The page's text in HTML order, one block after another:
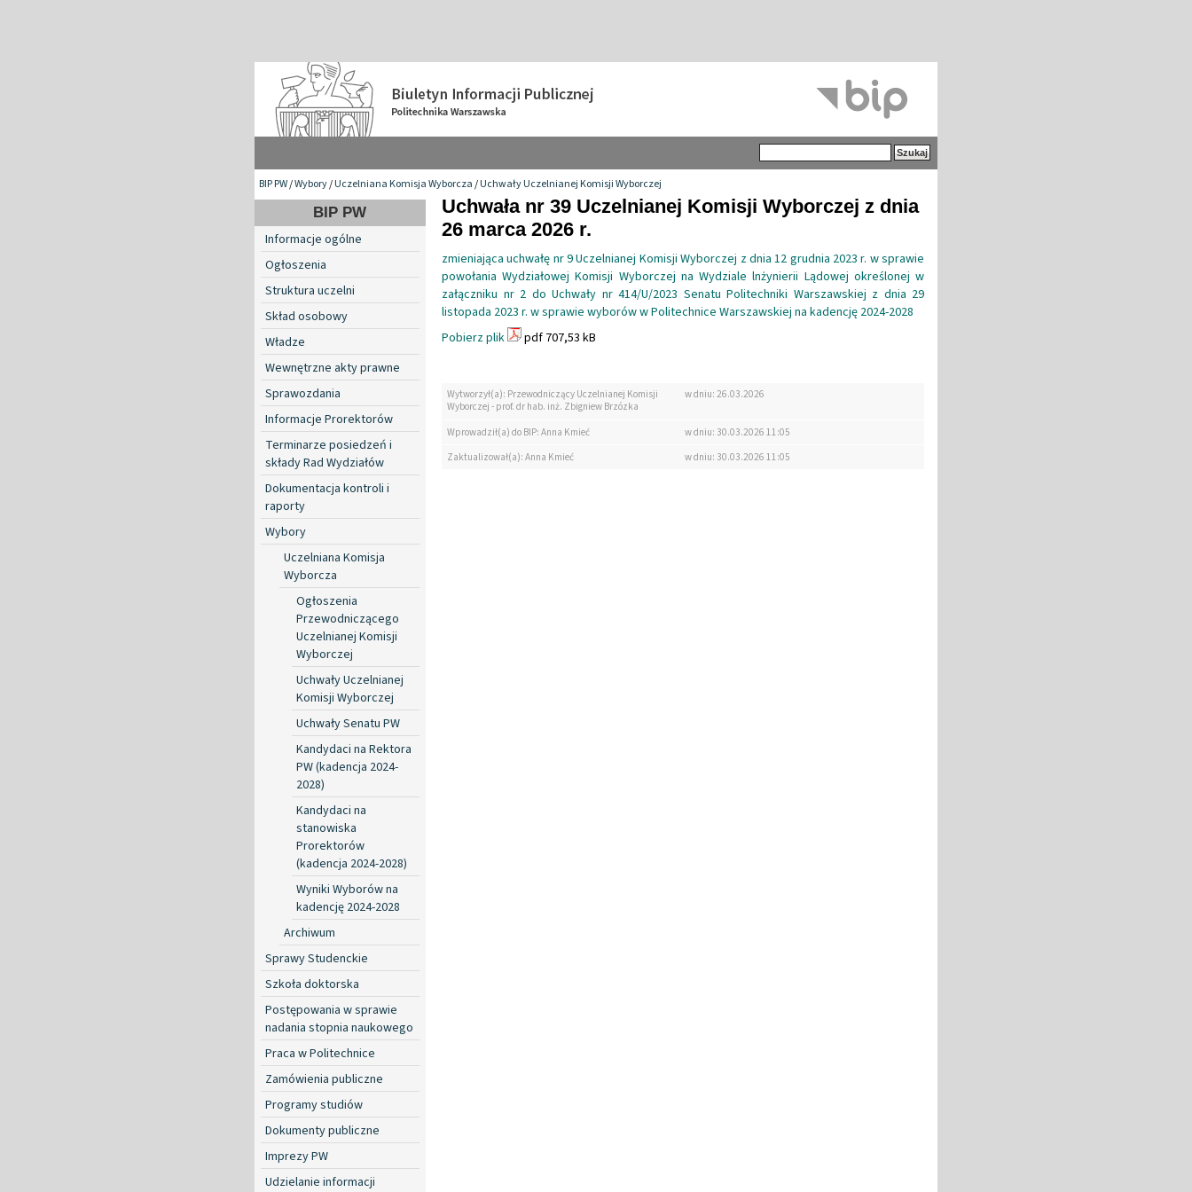
BIP PW/Wybory/Uczelniana Komisja Wyborcza/Uchwały Uczelnianej Komisji Wyborczej
BIP PW
Informacje ogólne
Ogłoszenia
Struktura uczelni
Skład osobowy
Władze
Wewnętrzne akty prawne
Sprawozdania
Informacje Prorektorów
Terminarze posiedzeń i
składy Rad Wydziałów
Dokumentacja kontroli i
raporty
Wybory
Uczelniana Komisja
Wyborcza
Ogłoszenia
Przewodniczącego
Uczelnianej Komisji
Wyborczej
Uchwały Uczelnianej
Komisji Wyborczej
Uchwały Senatu PW
Kandydaci na Rektora
PW (kadencja 2024-
2028)
Kandydaci na
stanowiska
Prorektorów
(kadencja 2024-2028)
Wyniki Wyborów na
kadencję 2024-2028
Archiwum
Sprawy Studenckie
Szkoła doktorska
Postępowania w sprawie
nadania stopnia naukowego
Praca w Politechnice
Zamówienia publiczne
Programy studiów
Dokumenty publiczne
Imprezy PW
Udzielanie informacji
Uchwała nr 39 Uczelnianej Komisji Wyborczej z dnia
26 marca 2026 r.
zmieniająca uchwałę nr 9 Uczelnianej Komisji Wyborczej z dnia 12 grudnia 2023 r. w sprawie
powołania Wydziałowej Komisji Wyborczej na Wydziale lnżynierii Lądowej określonej w
załączniku nr 2 do Uchwały nr 414/U/2023 Senatu Politechniki Warszawskiej z dnia 29
listopada 2023 r. w sprawie wyborów w Politechnice Warszawskiej na kadencję 2024-2028
Pobierz plik
pdf 707,53 kB
Wytworzył(a): Przewodniczący Uczelnianej Komisji
Wyborczej - prof. dr hab. inż. Zbigniew Brzózka
w dniu: 26.03.2026
Wprowadził(a) do BIP: Anna Kmieć
w dniu: 30.03.2026 11:05
Zaktualizował(a): Anna Kmieć
w dniu: 30.03.2026 11:05